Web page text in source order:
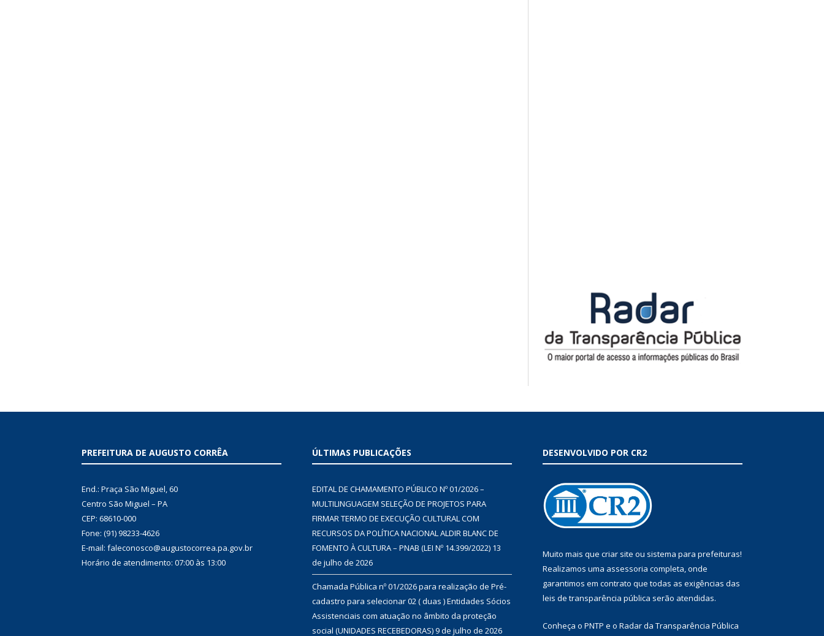
PREFEITURA DE AUGUSTO CORRÊA
End.: Praça São Miguel, 60
Centro São Miguel – PA
CEP: 68610-000
Fone: (91) 98233-4626
E-mail: faleconosco@augustocorrea.pa.gov.br
Horário de atendimento: 07:00 às 13:00
ÚLTIMAS PUBLICAÇÕES
EDITAL DE CHAMAMENTO PÚBLICO Nº 01/2026 –
MULTILINGUAGEM SELEÇÃO DE PROJETOS PARA
FIRMAR TERMO DE EXECUÇÃO CULTURAL COM
RECURSOS DA POLÍTICA NACIONAL ALDIR BLANC DE
FOMENTO À CULTURA – PNAB (LEI Nº 14.399/2022) 13
de julho de 2026
Chamada Pública nº 01/2026 para realização de Pré-
cadastro para selecionar 02 ( duas ) Entidades Sócios
Assistenciais com atuação no âmbito da proteção
social (UNIDADES RECEBEDORAS)9 de julho de 2026
DESENVOLVIDO POR CR2
Muito mais que criar site ou sistema para prefeituras!
Realizamos uma assessoria completa, onde
garantimos em contrato que todas as exigências das
leis de transparência pública serão atendidas.
Conheça o PNTP e o Radar da Transparência Pública